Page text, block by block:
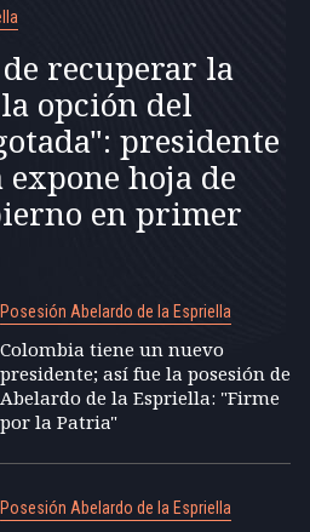
recuperar la
opción del
presidente
hoja de
en primer
Posesión Abelardo de la Espriella
Colombia tiene un nuevo
presidente; así fue la posesión de
Abelardo de la Espriella: "Firme
por la Patria"
Posesión Abelardo de la Espriella